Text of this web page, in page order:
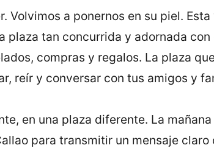
Volvimos a ponernos en su piel.
plaza tan concurrida y adornada
compras y regalos. La plaza
reír y conversar con tus amigos y
en una plaza diferente. La
para transmitir un mensaje